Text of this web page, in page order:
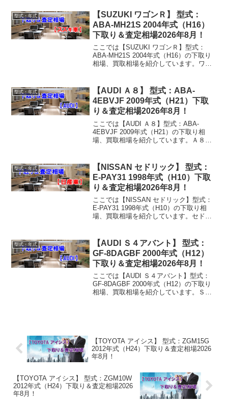
場：マイナス1万円～...
型式・年式
【SUZUKI ワゴンＲ】 型式：
ABA-MH21S 2004年式（H16）
下取り＆査定相場2026年8月！
ここでは【SUZUKI ワゴンＲ】型式：
ABA-MH21S 2004年式（H16）の下取り
相場、買取相場を紹介しています。ワゴ
万円～14万円買取り相場...
型式・年式
【AUDI Ａ８】 型式：ABA-
4EBVJF 2009年式（H21）下取
り＆査定相場2026年8月！
ここでは【AUDI Ａ８】型式：ABA-
4EBVJF 2009年式（H21）の下取り相
場、買取相場を紹介しています。Ａ８
～472万円買取り相場：マイ...
型式・年式
【NISSAN セドリック】 型式：
E-PAY31 1998年式（H10）下取
り＆査定相場2026年8月！
ここでは【NISSAN セドリック】型式：
E-PAY31 1998年式（H10）の下取り相
場、買取相場を紹介しています。セドリ
～6万円買取り相場：マイ...
型式・年式
【AUDI Ｓ４アバント】 型式：
GF-8DAGBF 2000年式（H12）
下取り＆査定相場2026年8月！
ここでは【AUDI Ｓ４アバント】型式：
GF-8DAGBF 2000年式（H12）の下取り
相場、買取相場を紹介しています。Ｓ４
【TOYOTA アイシス】 型式：ZGM15G
2012年式（H24）下取り＆査定相場2026
年8月！
【TOYOTA アイシス】 型式：ZGM10W
2012年式（H24）下取り＆査定相場2026
年8月！